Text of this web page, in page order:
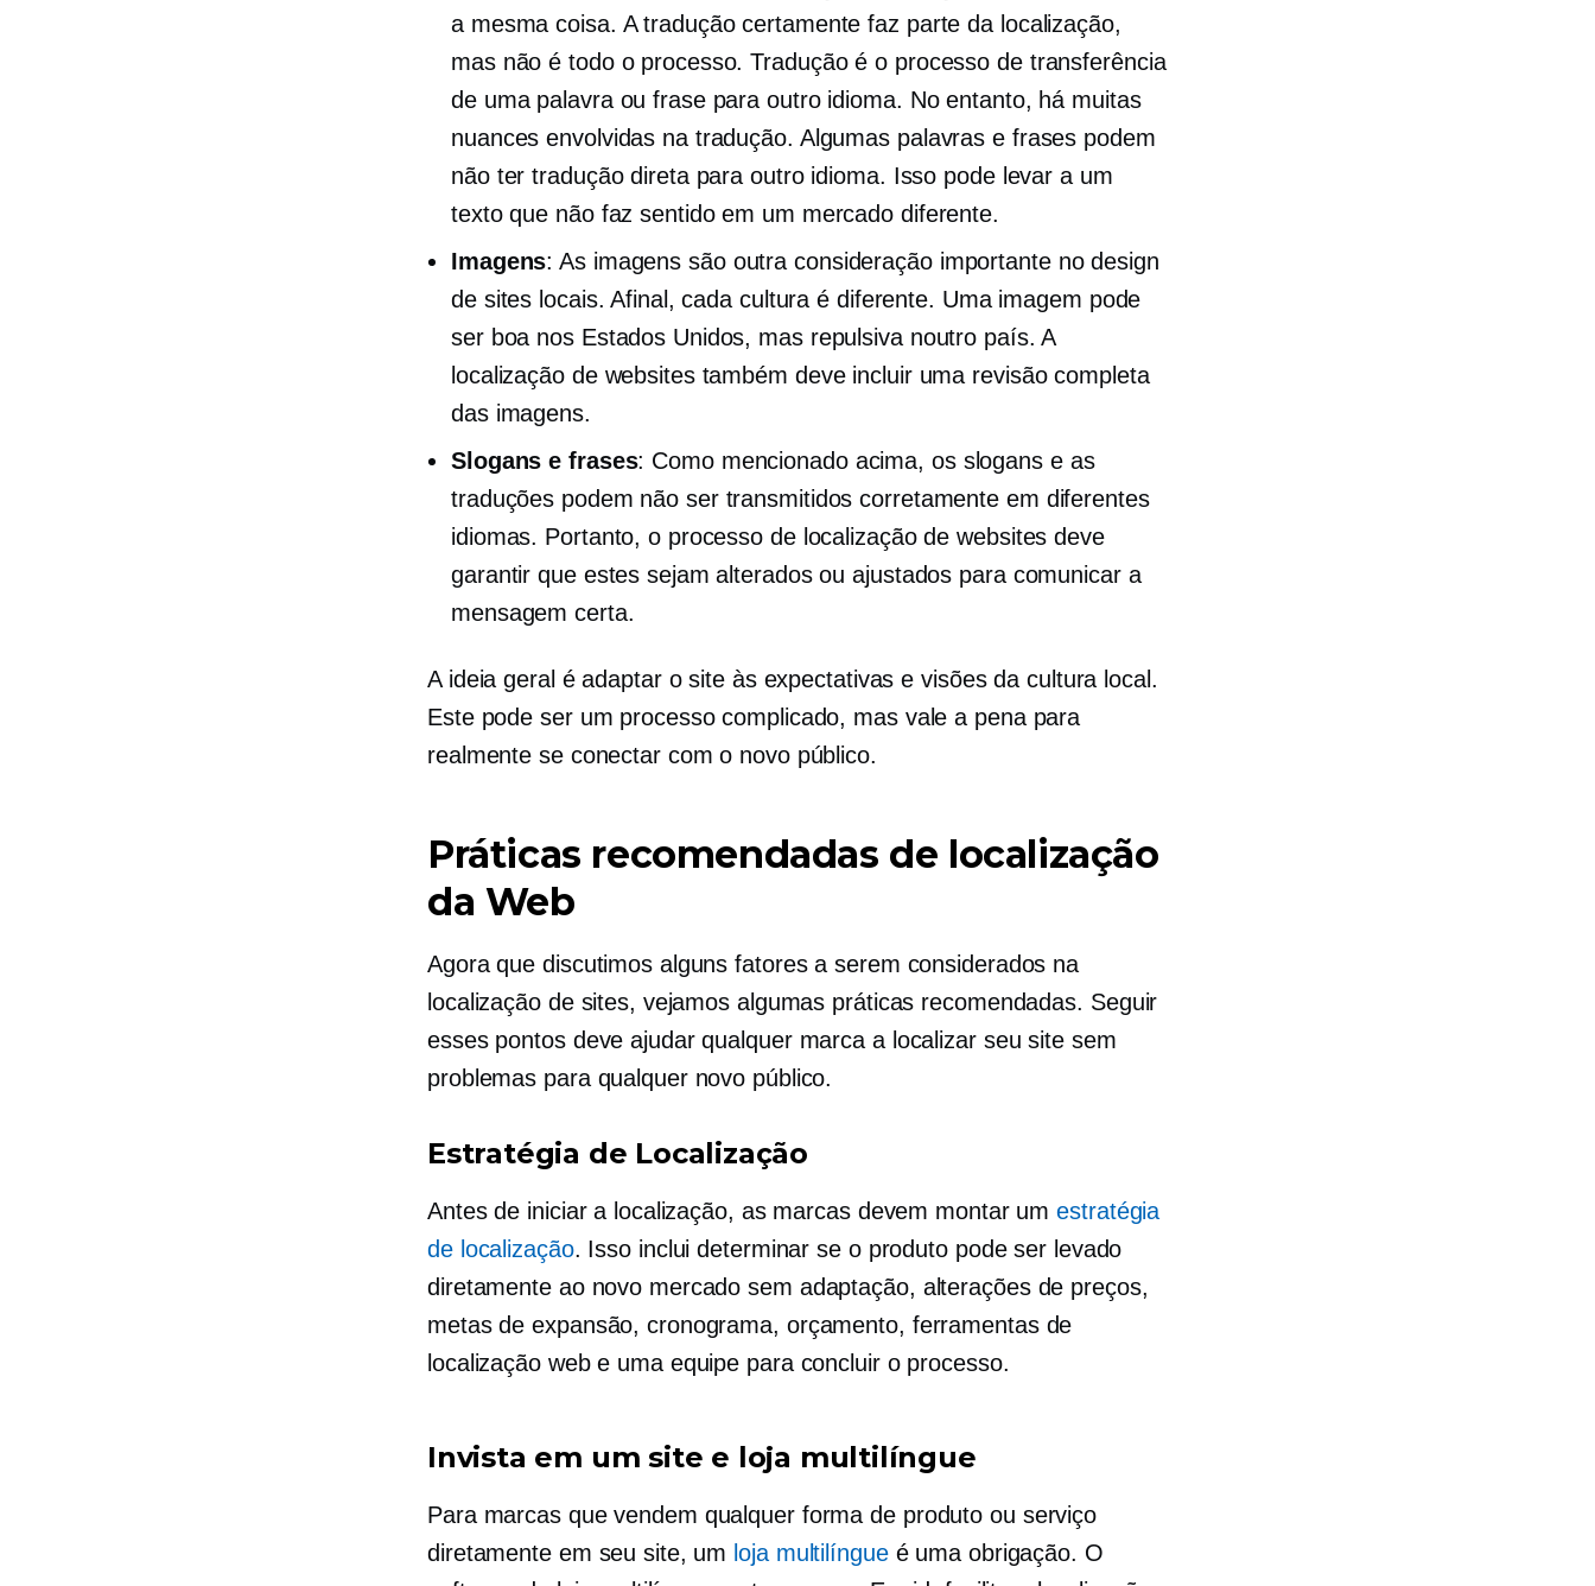
a mesma coisa. A tradução certamente faz parte da localização,
mas não é todo o processo. Tradução é o processo de transferência
de uma palavra ou frase para outro idioma. No entanto, há muitas
nuances envolvidas na tradução. Algumas palavras e frases podem
não ter tradução direta para outro idioma. Isso pode levar a um
texto que não faz sentido em um mercado diferente.
Imagens: As imagens são outra consideração importante no design
de sites locais. Afinal, cada cultura é diferente. Uma imagem pode
ser boa nos Estados Unidos, mas repulsiva noutro país. A
localização de websites também deve incluir uma revisão completa
das imagens.
Slogans e frases: Como mencionado acima, os slogans e as
traduções podem não ser transmitidos corretamente em diferentes
idiomas. Portanto, o processo de localização de websites deve
garantir que estes sejam alterados ou ajustados para comunicar a
mensagem certa.
A ideia geral é adaptar o site às expectativas e visões da cultura local.
Este pode ser um processo complicado, mas vale a pena para
realmente se conectar com o novo público.
Práticas recomendadas de localização
da Web
Agora que discutimos alguns fatores a serem considerados na
localização de sites, vejamos algumas práticas recomendadas. Seguir
esses pontos deve ajudar qualquer marca a localizar seu site sem
problemas para qualquer novo público.
Estratégia de Localização
Antes de iniciar a localização, as marcas devem montar umestratégia
de localização. Isso inclui determinar se o produto pode ser levado
diretamente ao novo mercado sem adaptação, alterações de preços,
metas de expansão, cronograma, orçamento, ferramentas de
localização web e uma equipe para concluir o processo.
Invista em um site e loja multilíngue
Para marcas que vendem qualquer forma de produto ou serviço
diretamente em seu site, um loja multilíngueé uma obrigação. O